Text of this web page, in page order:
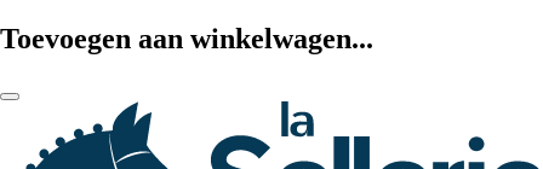
Toevoegen aan winkelwagen...